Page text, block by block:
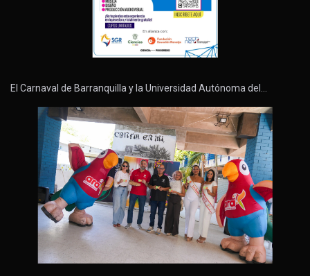
El Carnaval de Barranquilla y la Universidad Autónoma del…